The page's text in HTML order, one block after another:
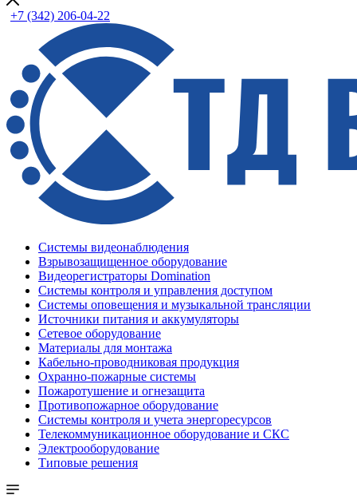
+7 (342) 206-04-22
Системы видеонаблюдения
Взрывозащищенное оборудование
Видеорегистраторы Domination
Системы контроля и управления доступом
Системы оповещения и музыкальной трансляции
Источники питания и аккумуляторы
Сетевое оборудование
Материалы для монтажа
Кабельно-проводниковая продукция
Охранно-пожарные системы
Пожаротушение и огнезащита
Противопожарное оборудование
Системы контроля и учета энергоресурсов
Телекоммуникационное оборудование и СКС
Электрооборудование
Типовые решения